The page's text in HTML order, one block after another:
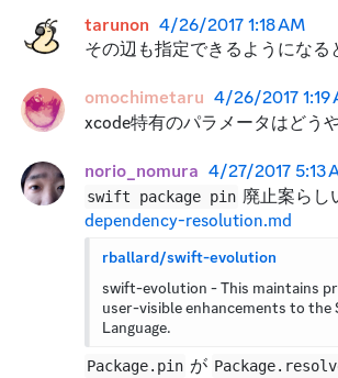
tarunon 4/26/2017 1:18 AM
その辺も指定できるようになる
omochimetaru 4/26/2017 1:19
xcode特有のパラメータはどう
norio_nomura 4/27/2017 5:13
swift package pin 廃止案らし
dependency-resolution.md
rballard/swift-evolution
swift-evolution - This maintains
user-visible enhancements to the
Language.
Package.pin が